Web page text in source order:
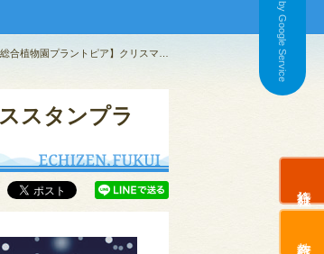
by Google Service
総合植物園プラントピア】クリスマ…
スタンプラ